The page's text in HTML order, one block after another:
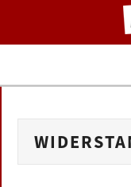
BUNDESTAG